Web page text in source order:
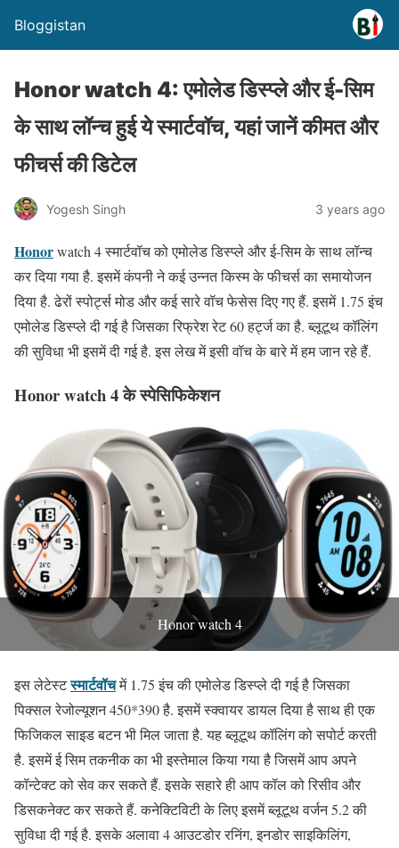
Bloggistan
Honor watch 4: एमोलेड डिस्प्ले और ई-सिम
के साथ लॉन्च हुई ये स्मार्टवॉच, यहां जानें कीमत और
फीचर्स की डिटेल
Yogesh Singh 3 years ago
Honorwatch 4 स्मार्टवॉच को एमोलेड डिस्प्ले और ई-सिम के साथ लॉन्च
कर दिया गया है. इसमें कंपनी ने कई उन्नत किस्म के फीचर्स का समायोजन
दिया है. ढेरों स्पोर्ट्स मोड और कई सारे वॉच फेसेस दिए गए हैं. इसमें 1.75 इंच
एमोलेड डिस्प्ले दी गई है जिसका रिफ्रेश रेट 60 हर्ट्ज का है. ब्लूटूथ कॉलिंग
की सुविधा भी इसमें दी गई है. इस लेख में इसी वॉच के बारे में हम जान रहे हैं.
Honor watch 4 के स्पेसिफिकेशन
Honor watch 4
इस लेटेस्टस्मार्टवॉचमें 1.75 इंच की एमोलेड डिस्प्ले दी गई है जिसका
पिक्सल रेजोल्यूशन 450*390 है. इसमें स्क्वायर डायल दिया है साथ ही एक
फिजिकल साइड बटन भी मिल जाता है. यह ब्लूटूथ कॉलिंग को सपोर्ट करती
है. इसमें ई सिम तकनीक का भी इस्तेमाल किया गया है जिसमें आप अपने
कॉन्टेक्ट को सेव कर सकते हैं. इसके सहारे ही आप कॉल को रिसीव और
डिसकनेक्ट कर सकते हैं. कनेक्टिविटी के लिए इसमें ब्लूटूथ वर्जन 5.2 की
सुविधा दी गई है. इसके अलावा 4 आउटडोर रनिंग, इनडोर साइकिलिंग,